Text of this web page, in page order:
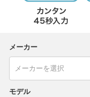
メーカー
モデル